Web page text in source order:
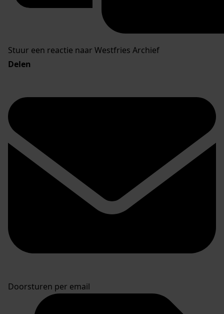
Stuur een reactie naar Westfries Archief
Delen
Doorsturen per email